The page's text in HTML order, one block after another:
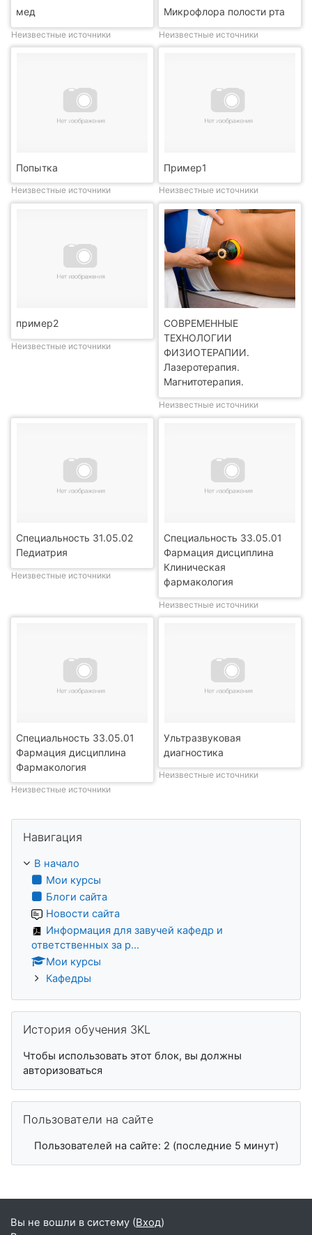
мед
Неизвестные источники
Микрофлора полости рта
Неизвестные источники
Попытка
Неизвестные источники
Пример1
Неизвестные источники
пример2
Неизвестные источники
СОВРЕМЕННЫЕ
ТЕХНОЛОГИИ
ФИЗИОТЕРАПИИ.
Лазеротерапия.
Магнитотерапия.
Неизвестные источники
Специальность 31.05.02
Педиатрия
Неизвестные источники
Специальность 33.05.01
Фармация дисциплина
Клиническая
фармакология
Неизвестные источники
Специальность 33.05.01
Фармация дисциплина
Фармакология
Неизвестные источники
Ультразвуковая
диагностика
Неизвестные источники
Навигация
В начало
Мои курсы
Блоги сайта
Новости сайта
Информация для завучей кафедр и
ответственных за р...
Мои курсы
Кафедры
История обучения 3KL
Чтобы использовать этот блок, вы должны
авторизоваться
Пользователи на сайте
Пользователей на сайте: 2 (последние 5 минут)
Вы не вошли в систему (Вход)